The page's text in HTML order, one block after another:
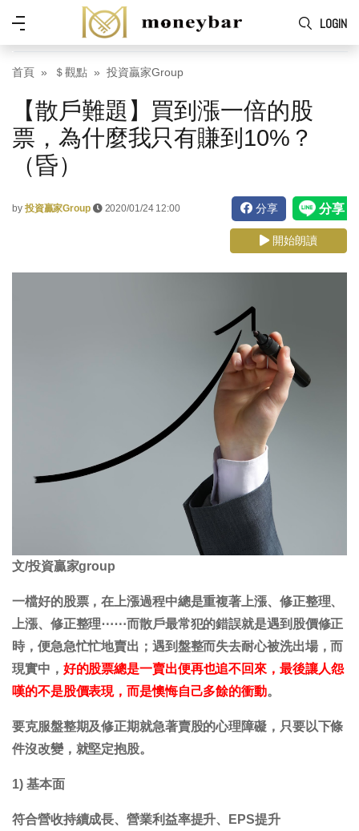
Skip to main content
LOGIN
功
能
表
首頁 ＄觀點 投資贏家Group
【散戶難題】買到漲一倍的股
票，為什麼我只有賺到10%？
（昏）
by 投資贏家Group 2020/01/24 12:00 分享
開始朗讀
文/投資贏家group
一檔好的股票，在上漲過程中總是重複著上漲、修正整理、
上漲、修正整理⋯⋯而散戶最常犯的錯誤就是遇到股價修正
時，便急急忙忙地賣出；遇到盤整而失去耐心被洗出場，而
現實中， 好的股票總是一賣出便再也追不回來，最後讓人怨
嘆的不是股價表現，而是懊悔自己多餘的衝動。
要克服盤整期及修正期就急著賣股的心理障礙，只要以下條
件沒改變，就堅定抱股。
1) 基本面
符合營收持續成長、營業利益率提升、EPS提升